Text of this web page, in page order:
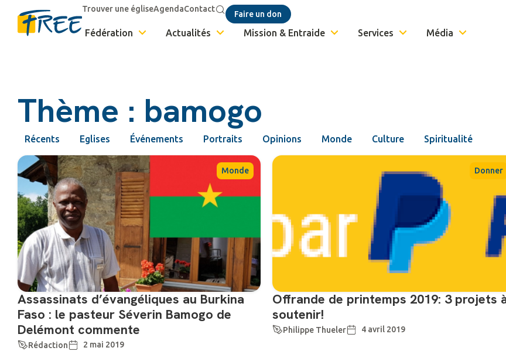
Trouver une égliseAgendaContact
Faire un don
Fédération Actualités Mission & Entraide Services Média
Thème : bamogo
Récents Eglises Événements Portraits Opinions Monde Culture Spiritualité
Monde
Assassinats d’évangéliques au Burkina
Faso : le pasteur Séverin Bamogo de
Delémont commente
Rédaction 2 mai 2019
Donner
Offrande de printemps 2019: 3 projets
soutenir!
Philippe Thueler 4 avril 2019